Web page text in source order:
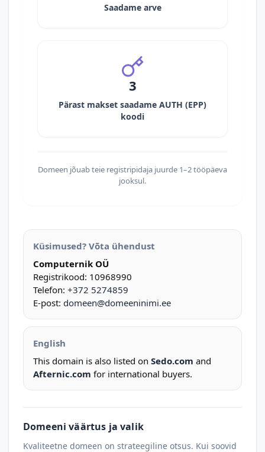
Saadame arve
3
Pärast makset saadame AUTH (EPP)
koodi
Domeen jõuab teie registripidaja juurde 1–2 tööpäeva
jooksul.
Küsimused? Võta ühendust
Computernik OÜ
Registrikood: 10968990
Telefon: +372 5274859
E-post: domeen@domeeninimi.ee
English
This domain is also listed on Sedo.com and
Afternic.com for international buyers.
Domeeni väärtus ja valik
Kvaliteetne domeen on strateegiline otsus. Kui soovid